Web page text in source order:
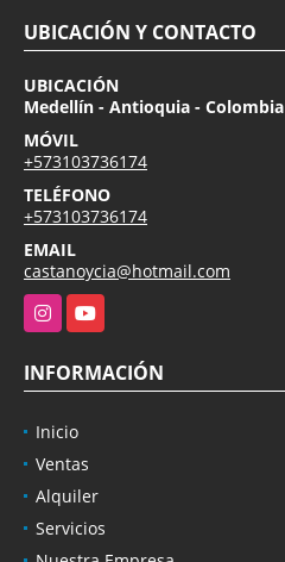
UBICACIÓN Y CONTACTO
UBICACIÓN
Medellín - Antioquia - Colombia
MÓVIL
+573103736174
TELÉFONO
+573103736174
EMAIL
castanoycia@hotmail.com
InstagramYouTube
INFORMACIÓN
Inicio
Ventas
Alquiler
Servicios